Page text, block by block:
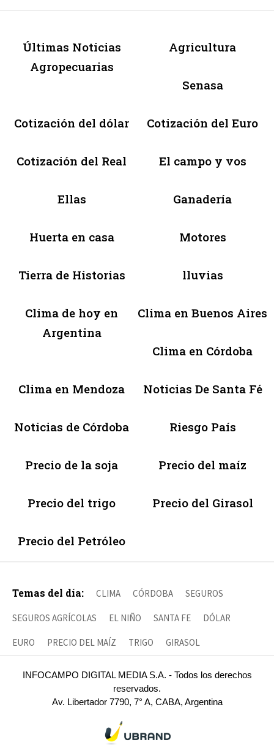
Últimas Noticias
Agropecuarias
Agricultura
Senasa
Cotización del dólar Cotización del Euro
Cotización del Real El campo y vos
Ellas Ganadería
Huerta en casa Motores
Tierra de Historias lluvias
Clima de hoy en
Argentina
Clima en Buenos Aires
Clima en Córdoba
Clima en Mendoza Noticias De Santa Fé
Noticias de Córdoba Riesgo País
Precio de la soja Precio del maíz
Precio del trigo Precio del Girasol
Precio del Petróleo
Temas del día: CLIMA CÓRDOBA SEGUROS
SEGUROS AGRÍCOLAS EL NIÑO SANTA FE DÓLAR
EURO PRECIO DEL MAÍZ TRIGO GIRASOL
INFOCAMPO DIGITAL MEDIA S.A. - Todos los derechos
reservados.
Av. Libertador 7790, 7° A, CABA, Argentina